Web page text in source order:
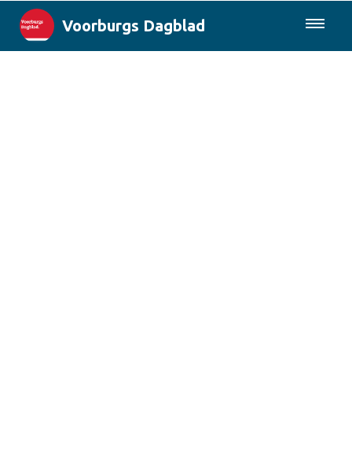
Voorburgs Dagblad